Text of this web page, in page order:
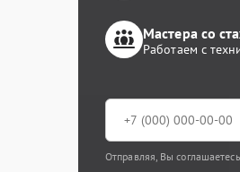
Мастера со
Работаем с
Отправляя, Вы